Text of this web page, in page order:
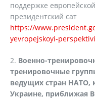
поддержке
президентский сат
https://
yevropejskoyi-
2. Военно-
тренировочные
ведущих стран НАТО,
Украине, приближая